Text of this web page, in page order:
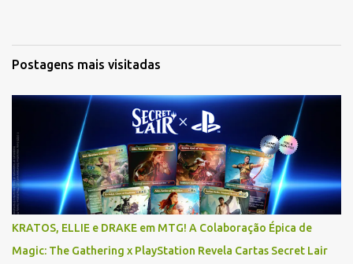
i
Postagens mais visitadas
KRATOS, ELLIE e DRAKE em MTG! A Colaboração Épica de
Magic: The Gathering x PlayStation Revela Cartas Secret Lair